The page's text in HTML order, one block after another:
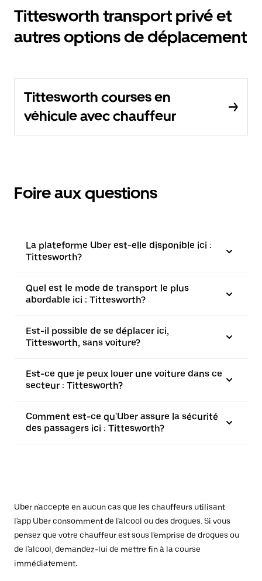
Tittesworth transport privé et
autres options de déplacement
Tittesworth courses en
véhicule avec chauffeur
Foire aux questions
La plateforme Uber est-elle disponible ici :
Tittesworth?
Quel est le mode de transport le plus
abordable ici : Tittesworth?
Est-il possible de se déplacer ici,
Tittesworth, sans voiture?
Est-ce que je peux louer une voiture dans ce
secteur : Tittesworth?
Comment est-ce qu'Uber assure la sécurité
des passagers ici : Tittesworth?
Uber n'accepte en aucun cas que les chauffeurs utilisant
l'app Uber consomment de l'alcool ou des drogues. Si vous
pensez que votre chauffeur est sous l'emprise de drogues ou
de l'alcool, demandez-lui de mettre fin à la course
immédiatement.